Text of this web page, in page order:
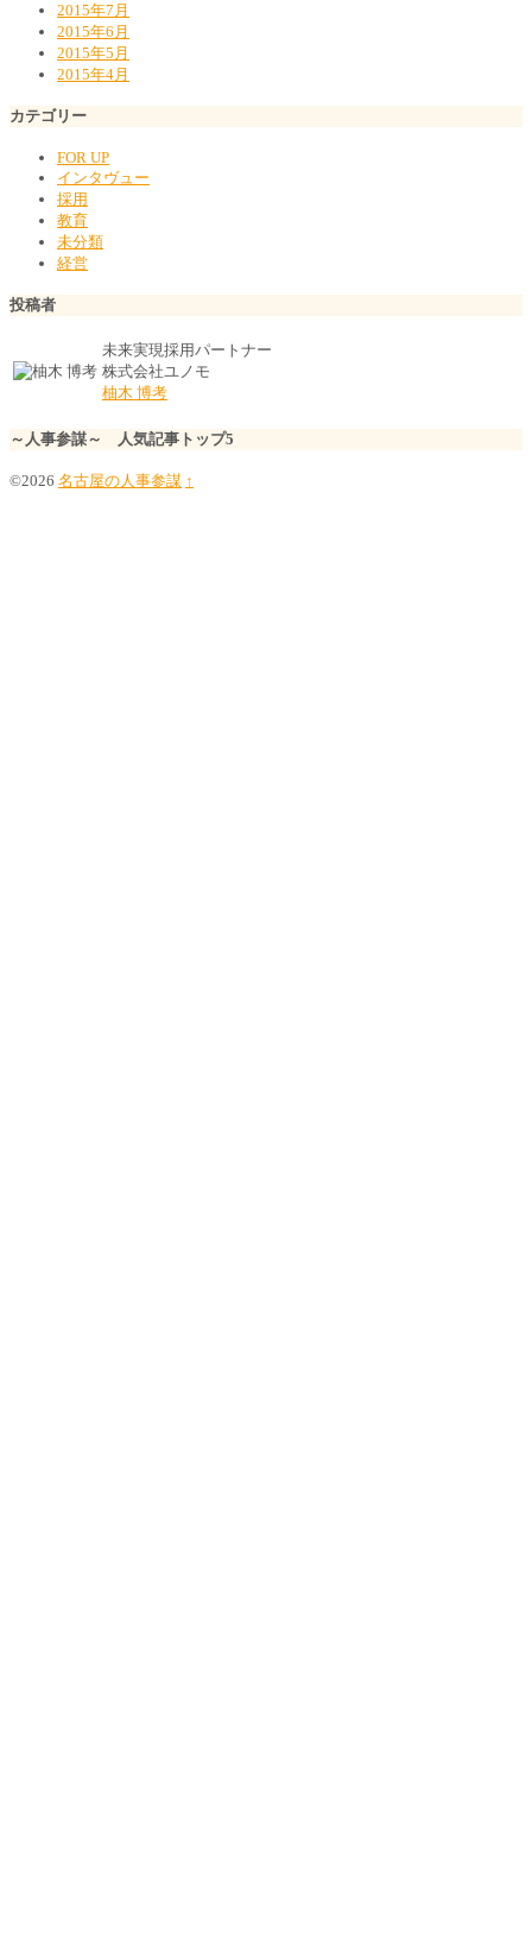
2015年7月
2015年6月
2015年5月
2015年4月
カテゴリー
FOR UP
インタヴュー
採用
教育
未分類
経営
投稿者
未来実現採用パートナー
株式会社ユノモ
柚木 博考
～人事参謀～ 人気記事トップ5
©2026 名古屋の人事参謀 ↑